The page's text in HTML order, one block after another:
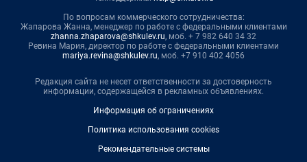
По вопросам коммерческого сотрудничества:
Жапарова Жанна, менеджер по работе с федеральными клиентами
zhanna.zhaparova@shkulev.ru, моб. + 7 982 640 34 32
Ревина Мария, директор по работе с федеральными клиентами
mariya.revina@shkulev.ru, моб. +7 910 402 4056
Редакция сайта не несет ответственности за достоверность
информации, содержащейся в рекламных объявлениях.
Информация об ограничениях
Политика использования cookies
Рекомендательные системы